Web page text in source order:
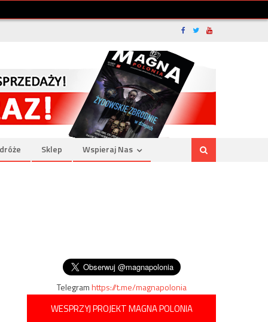
Sklep Wspieraj Nas
Telegramhttps://t.me/magnapolonia
WESPRZYJ PROJEKT MAGNA POLONIA